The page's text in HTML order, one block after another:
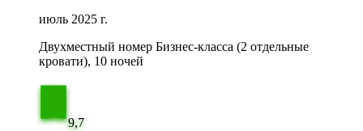
июль 2025 г.
Двухместный номер Бизнес-класса (2 отдельные
кровати), 10 ночей
9,7